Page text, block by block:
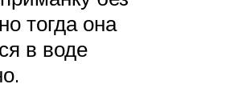
тогда она
в воде